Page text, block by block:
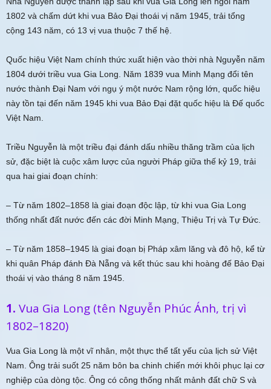
1802 và chấm dứt khi vua Bảo Đại thoái vị năm 1945, trải tổng
cộng 143 năm, có 13 vị vua thuộc 7 thế hệ.
Quốc hiệu Việt Nam chính thức xuất hiện vào thời nhà Nguyễn năm
1804 dưới triều vua Gia Long. Năm 1839 vua Minh Mạng đổi tên
nước thành Đại Nam với ngụ ý một nước Nam rộng lớn, quốc hiệu
này tồn tại đến năm 1945 khi vua Bảo Đại đặt quốc hiệu là Đế quốc
Việt Nam.
Triều Nguyễn là một triều đại đánh dấu nhiều thăng trầm của lịch
sử, đặc biệt là cuộc xâm lược của người Pháp giữa thế kỷ 19, trải
qua hai giai đoạn chính:
– Từ năm 1802–1858 là giai đoạn độc lập, từ khi vua Gia Long
thống nhất đất nước đến các đời Minh Mạng, Thiệu Trị và Tự Đức.
– Từ năm 1858–1945 là giai đoạn bị Pháp xâm lăng và đô hộ, kể từ
khi quân Pháp đánh Đà Nẵng và kết thúc sau khi hoàng đế Bảo Đại
thoái vị vào tháng 8 năm 1945.
1. Vua Gia Long (tên Nguyễn Phúc Ánh, trị vì
1802–1820)
Vua Gia Long là một vĩ nhân, một thực thể tất yếu của lịch sử Việt
Nam. Ông trải suốt 25 năm bôn ba chinh chiến mới khôi phục lại cơ
nghiệp của dòng tộc. Ông có công thống nhất mảnh đất chữ S và